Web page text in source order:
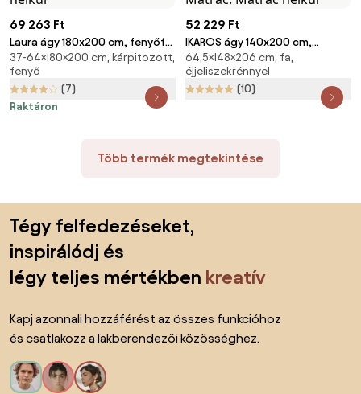
69 263 Ft
Laura ágy 180x200 cm, fenyőfa
Ágyrács: Léces ágyrács,
Matrac: Matrac nélkül
37-64×180×200 cm, kárpitozott,
fenyő
(7)
Raktáron
52 229 Ft
IKAROS ágy 140x200 cm,
fehér/sonoma tölgy Ágyrács:
Léces ágyrács, Matrac: Matrac
nélkül
64,5×148×206 cm, fa,
éjjeliszekrénnyel
(10)
Több termék megtekintése
Tégy felfedezéseket,
inspirálódj és
légy teljes mértékben kreatív
Kapj azonnali hozzáférést az összes funkcióhoz
és csatlakozz a lakberendezői közösséghez.